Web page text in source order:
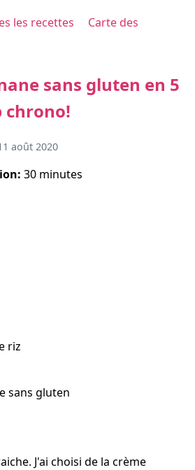
les recettes
Carte des
sans gluten en 5
chrono!
août 2020
30 minutes
riz
sans gluten
J'ai choisi de la crème